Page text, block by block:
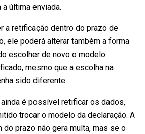
última enviada.
a retificação dentro do prazo de
ele poderá alterar também a forma
escolher de novo o modelo
mesmo que a escolha na
sido diferente.
é possível retificar os dados,
trocar o modelo da declaração. A
prazo não gera multa, mas se o